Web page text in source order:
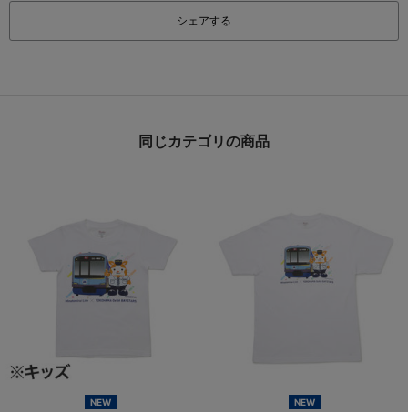
シェアする
同じカテゴリの商品
NEW NEW